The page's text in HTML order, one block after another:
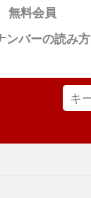
無料会員
ンバーの読み方